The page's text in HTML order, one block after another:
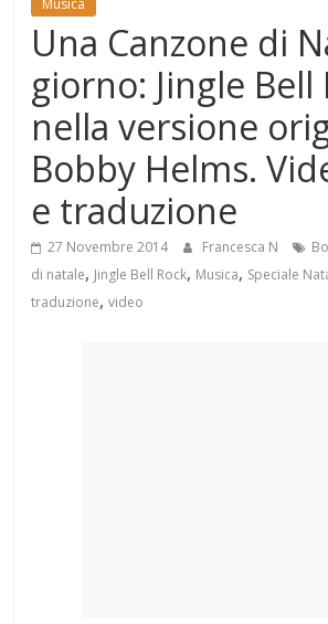
Mondo
Musica
Una Canzone di
giorno: Jingle Bell
nella versione
Bobby Helms.
e traduzione
27 Novembre 2014 Francesca N
di natale, Jingle Bell Rock, Musica, Speciale
traduzione,video